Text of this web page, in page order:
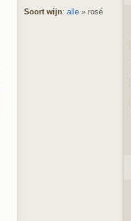
Soort wijn:alle » rosé